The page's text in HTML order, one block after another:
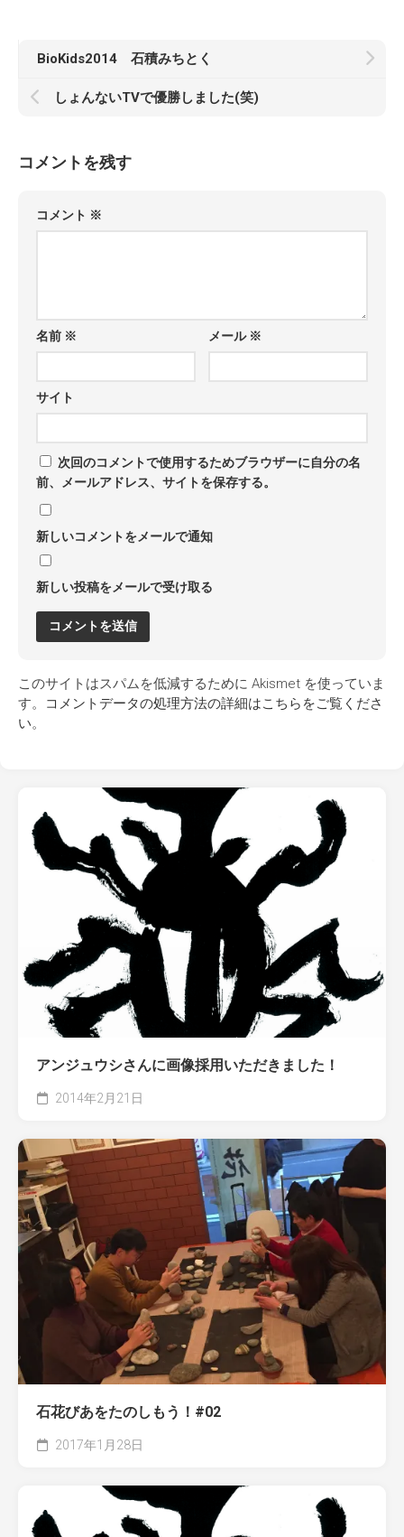
BioKids2014 石積みちとく
しょんないTVで優勝しました(笑)
コメントを残す
コメント ※
名前 ※ メール ※
サイト
次回のコメントで使用するためブラウザーに自分の名
前、メールアドレス、サイトを保存する。
新しいコメントをメールで通知
新しい投稿をメールで受け取る
このサイトはスパムを低減するために Akismet を使っていま
す。
コメントデータの処理方法の詳細はこちらをご覧くださ
い。
アンジュウシさんに画像採用いただきました！
2014年2月21日
石花びあをたのしもう！#02
2017年1月28日